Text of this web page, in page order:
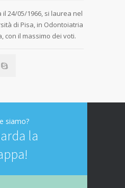
24/05/1966, si laurea nel
di Pisa, in Odontoiatria
con il massimo dei voti.
siamo?
la